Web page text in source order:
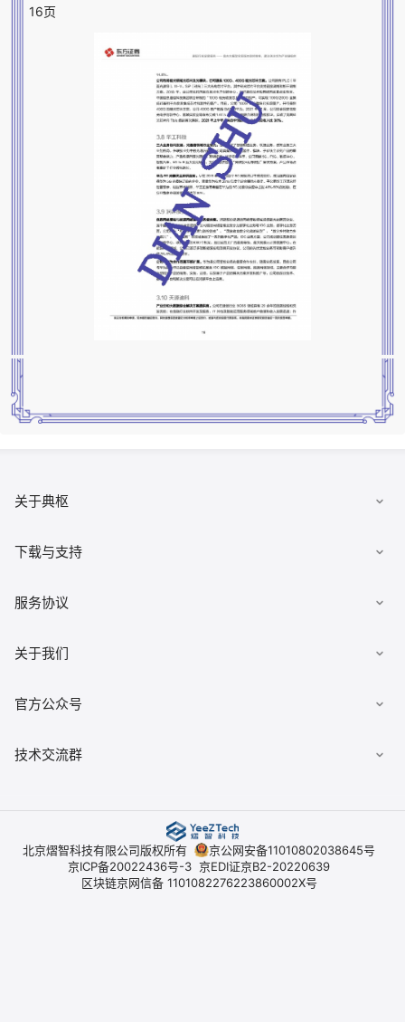
16页
关于典枢
数据集市
有求必应
下载与支持
下载客户端
佣金查询
服务协议
《用户协议》
《平台开户协议》
关于我们
公司简介
官方公众号
技术交流群
北京熠智科技有限公司版权所有
京公网安备11010802038645号
京ICP备20022436号-3 京EDI证京B2-20220639
区块链京网信备 1101082276223860002X号